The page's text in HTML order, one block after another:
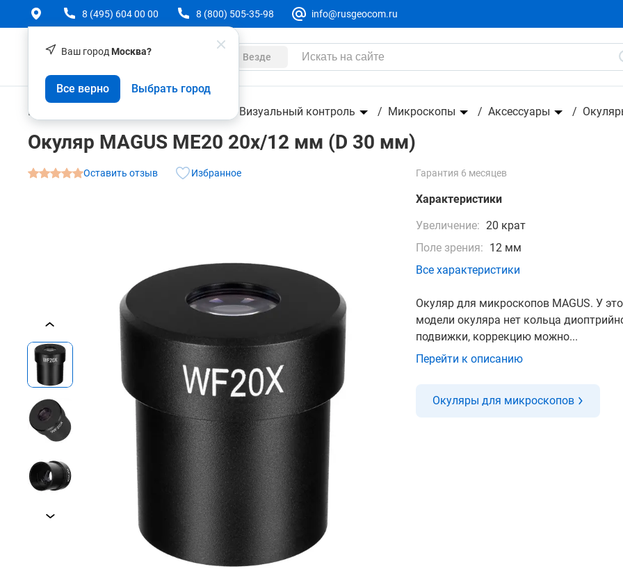
Ваш город Москва?
Все верно Выбрать город
8 (495) 604 00 00 8 (800) 505-35-98 info@rusgeocom.ru
Везде
Контрольно-измерительные приборы Визуальный контроль Микроскопы Аксессуары
Окуляр MAGUS ME20 20х/12 мм (D 30 мм)
Оставить отзыв Избранное Гарантия 6 месяцев
Характеристики
Увеличение: 20 крат
Поле зрения: 12 мм
Все характеристики
Окуляр для микроскопов MAGUS. У
модели окуляра нет кольца
подвижки, коррекцию можно...
Перейти к описанию
Окуляры для микроскопов
Окуляр MAGUS ME20 20х/12 мм (D 30 мм)
О товаре Характеристики